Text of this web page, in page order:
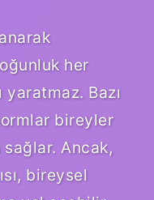
her
yaratmaz. Bazı
bireyler
Ancak,
bireysel